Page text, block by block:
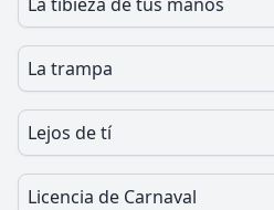
La trampa
Lejos de tí
Licencia de Carnaval